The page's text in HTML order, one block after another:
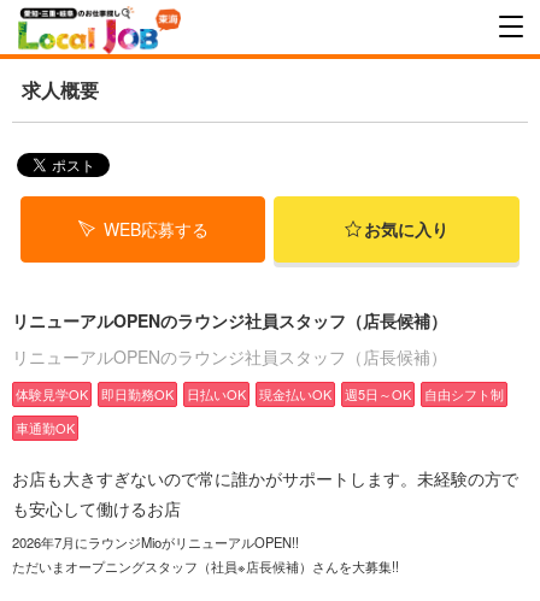
求人概要
WEB応募する お気に入り
リニューアルOPENのラウンジ社員スタッフ（店長候補）
リニューアルOPENのラウンジ社員スタッフ（店長候補）
体験見学OK 即日勤務OK 日払いOK 現金払いOK 週5日～OK
自由シフト制
車通勤OK
お店も大きすぎないので常に誰かがサポートします。未経験の方で
も安心して働けるお店
2026年7月にラウンジMioがリニューアルOPEN!!
ただいまオープニングスタッフ（社員※店長候補）さんを大募集!!